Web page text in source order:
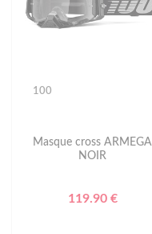
100
Masque cross ARMEGA
NOIR
119.90 €